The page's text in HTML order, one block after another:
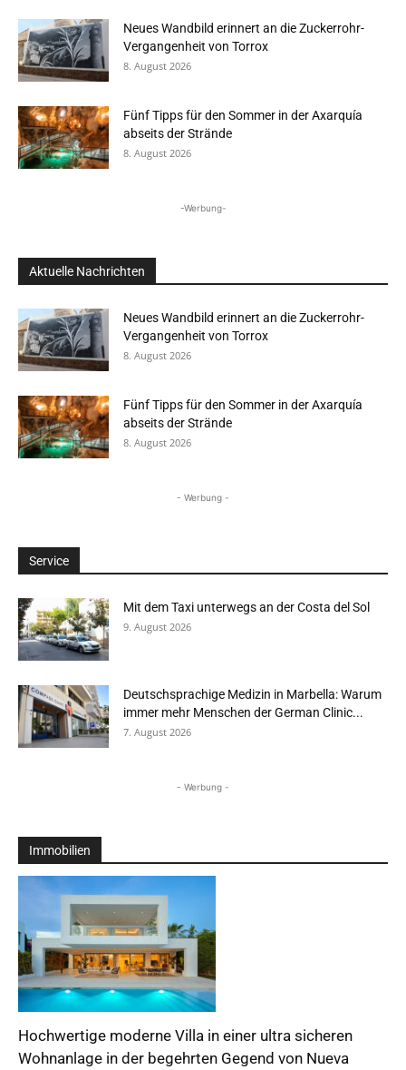
Neues Wandbild erinnert an die Zuckerrohr-
Vergangenheit von Torrox
8. August 2026
Fünf Tipps für den Sommer in der Axarquía
abseits der Strände
8. August 2026
-Werbung-
Aktuelle Nachrichten
Neues Wandbild erinnert an die Zuckerrohr-
Vergangenheit von Torrox
8. August 2026
Fünf Tipps für den Sommer in der Axarquía
abseits der Strände
8. August 2026
- Werbung -
Service
Mit dem Taxi unterwegs an der Costa del Sol
9. August 2026
Deutschsprachige Medizin in Marbella: Warum
immer mehr Menschen der German Clinic...
7. August 2026
- Werbung -
Immobilien
Hochwertige moderne Villa in einer ultra sicheren
Wohnanlage in der begehrten Gegend von Nueva